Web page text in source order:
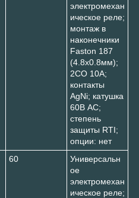
электромехан
ическое реле;
монтаж в
наконечники
Faston 187
(4.8х0.8мм);
2CO 10A;
контакты
AgNi; катушка
60В AC;
степень
защиты RTI;
опции: нет
60
Универсальн
ое
электромехан
ическое реле;